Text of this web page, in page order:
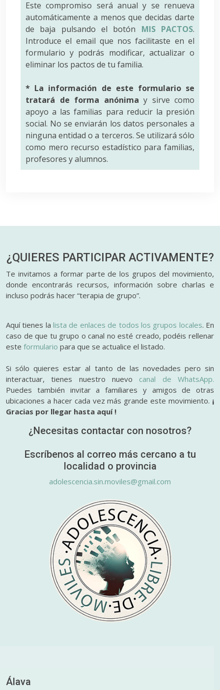
Este compromiso será anual y se renueva
automáticamente a menos que decidas darte
de baja pulsando el botón MIS PACTOS.
Introduce el email que nos facilitaste en el
formulario y podrás modificar, actualizar o
eliminar los pactos de tu familia.
* La información de este formulario se
tratará de forma anónima y sirve como
apoyo a las familias para reducir la presión
social. No se enviarán los datos personales a
ninguna entidad o a terceros. Se utilizará sólo
como mero recurso estadístico para familias,
profesores y alumnos.
¿QUIERES PARTICIPAR ACTIVAMENTE?
Te invitamos a formar parte de los grupos del movimiento,
donde encontrarás recursos, información sobre charlas e
incluso podrás hacer “terapia de grupo”.
Aquí tienes lalista de enlaces de todos los grupos locales. En
caso de que tu grupo o canal no esté creado, podéis rellenar
este formulario para que se actualice el listado.
Si sólo quieres estar al tanto de las novedades pero sin
interactuar, tienes nuestro nuevo canal de WhatsApp.
Puedes también invitar a familiares y amigos de otras
ubicaciones a hacer cada vez más grande este movimiento. ¡
Gracias por llegar hasta aquí !
¿Necesitas contactar con nosotros?
Escríbenos al correo más cercano a tu
localidad o provincia
adolescencia.sin.moviles@gmail.com
Álava